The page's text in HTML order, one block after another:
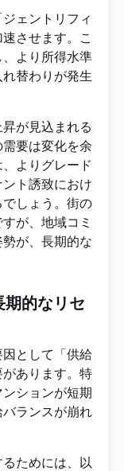
ェントリフィ
させます。こ
より所得水準
替わりが発生
が見込まれる
要は変化を余
よりグレード
ト誘致におけ
しょう。街の
が、地域コミ
が、長期的な
期的なリセ
として「供給
あります。特
ションが短期
ランスが崩れ
ためには、以